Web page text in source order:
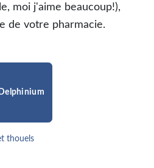
moi j'aime beaucoup!),
de votre pharmacie.
thouels